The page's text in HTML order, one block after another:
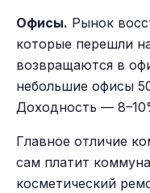
Офисы. Рынок
которые перешли
возвращаются в
небольшие офисы
Доходность —
Главное отличие
сам платит
косметический